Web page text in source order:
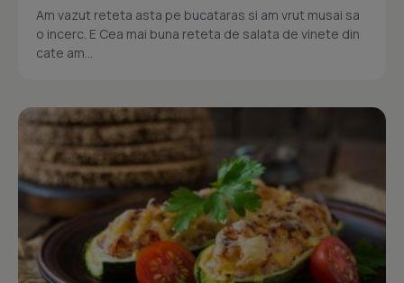
Am vazut reteta asta pe bucataras si am vrut musai sa
o incerc. E Cea mai buna reteta de salata de vinete din
cate am...